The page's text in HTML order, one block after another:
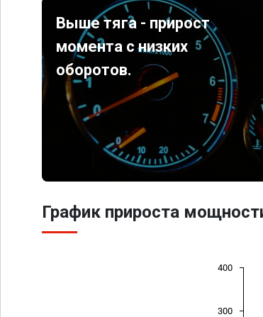
Выше тяга - прирост
момента с низких
оборотов.
График прироста
300
400